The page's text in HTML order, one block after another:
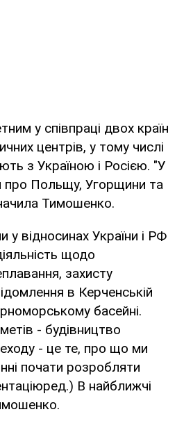
у співпраці двох країн
центрів, у тому числі
з Україною і Росією. "У
про Польщу, Угорщини та
Тимошенко.
у відносинах України і РФ
щодо
захисту
в Керченській
басейні.
- будівництво
- це те, про що ми
почати розробляти
В найближчі